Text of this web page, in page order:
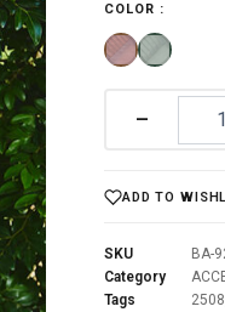
COLOR :
–
ADD TO
SKU
BA-
Category
Tags
2508